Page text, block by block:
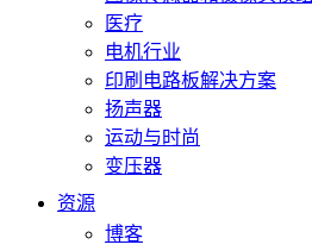
医疗
电机行业
印刷电路板解决方案
扬声器
运动与时尚
变压器
资源
博客